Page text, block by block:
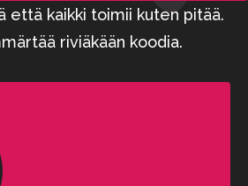
että kaikki toimii kuten pitää.
riviäkään koodia.